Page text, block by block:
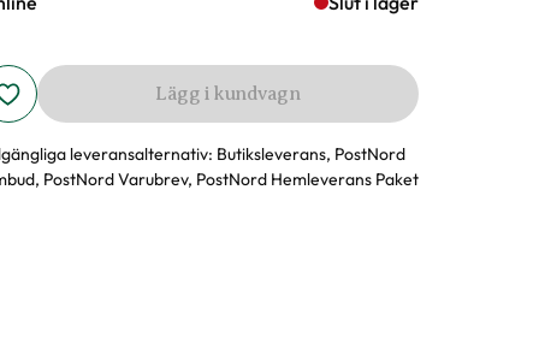
Lägg i kundvagn
leveransalternativ: Butiksleverans, PostNord
PostNord Varubrev, PostNord Hemleverans Paket